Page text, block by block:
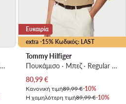
Πουκάμισο · Μαύρο · Regular Fit
extra -15% Κωδικός: LAST
Ευκαιρία
Tommy Hilfiger
Πουκάμισο · Μπεζ · Regular Fit
Τρέχουσα τιμή
80,99€
Κανονική τιμή89,99 €-10%
Η χαμηλότερη τιμή89,99 €-10%